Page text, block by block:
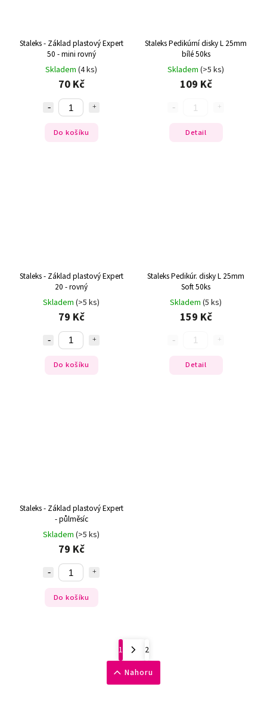
Staleks - Základ plastový Expert
50 - mini rovný
Skladem (4 ks)
70 Kč
Do košíku
Staleks Pedikúrní disky L 25mm
bílé 50ks
Skladem (>5 ks)
109 Kč
Detail
Staleks - Základ plastový Expert
20 - rovný
Skladem (>5 ks)
79 Kč
Do košíku
Staleks Pedikúr. disky L 25mm
Soft 50ks
Skladem (5 ks)
159 Kč
Detail
Staleks - Základ plastový Expert
- půlměsíc
Skladem (>5 ks)
79 Kč
Do košíku
1
2
Nahoru